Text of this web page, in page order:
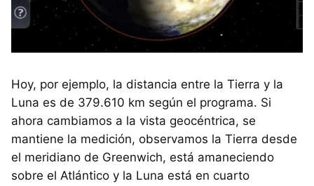
Hoy, por ejemplo, la distancia entre la Tierra y la
Luna es de 379.610 km según el programa. Si
ahora cambiamos a la vista geocéntrica, se
mantiene la medición, observamos la Tierra desde
el meridiano de Greenwich, está amaneciendo
sobre el Atlántico y la Luna está en cuarto